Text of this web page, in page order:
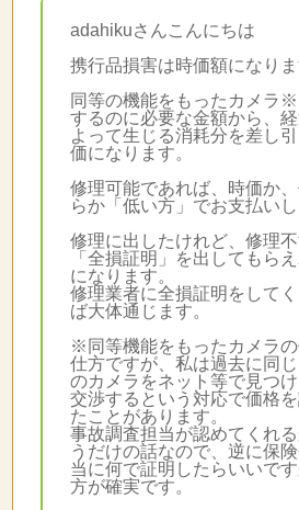
adahikuさんこんにちは
携行品損害は時価額になりま
同等の機能をもったカメラ※
するのに必要な金額から、
よって生じる消耗分を差し
価になります。
修理可能であれば、時価か
らか「低い方」でお支払いし
修理に出したけれど、修理
「全損証明」を出してもら
になります。
修理業者に全損証明をして
ば大体通じます。
※同等機能をもったカメラ
仕方ですが、私は過去に同
のカメラをネット等で見つ
交渉するという対応で価格
たことがあります。
事故調査担当が認めてくれ
うだけの話なので、逆に保
当に何で証明したらいいで
方が確実です。